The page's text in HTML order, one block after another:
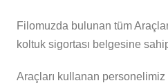
Filomuzda bulunan tüm
koltuk sigortası belgesine
Araçları kullanan